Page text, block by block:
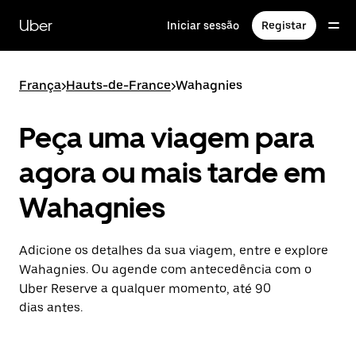
para
conteúdo
Uber Iniciar sessão Registar
França>Hauts-de-France>Wahagnies
Peça uma viagem para
agora ou mais tarde em
Wahagnies
Adicione os detalhes da sua viagem, entre e explore
Wahagnies. Ou agende com antecedência com o
Uber Reserve a qualquer momento, até 90
dias antes.